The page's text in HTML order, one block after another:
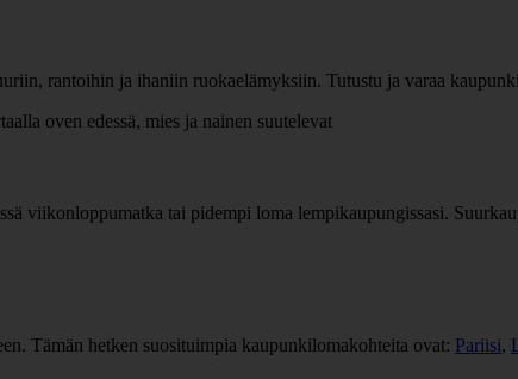
rantoihin ja ihaniin ruokaelämyksiin. Tutustu ja varaa
viikonloppumatka tai pidempi loma lempikaupungissasi.
Tämän hetken suosituimpia kaupunkilomakohteita ovat: Pariisi,